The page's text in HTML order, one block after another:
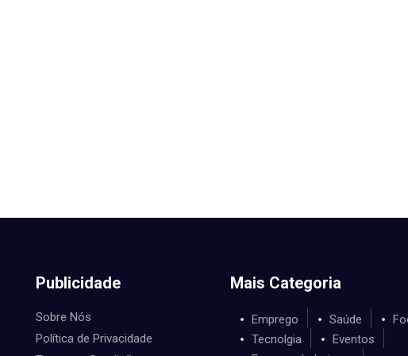
Publicidade
Sobre Nós
Política de Privacidade
Mais Categoria
Emprego Saúde
Tecnolgia
Eventos